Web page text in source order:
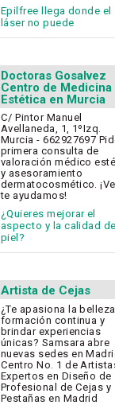
Epilfree llega donde el
láser no puede
Doctoras Gosalvez
Centro de Medicina
Estética en Murcia
C/ Pintor Manuel
Avellaneda, 1, 1ºIzq.
Murcia - 662927697
primera consulta de
valoración médico
y asesoramiento
dermatocosmético.
te ayudamos!
¿Quieres mejorar el
aspecto y la calidad
piel?
Artista de Cejas
¿Te apasiona la
formación continua y
brindar experiencias
únicas? Samsara abre
nuevas sedes en
Centro No. 1 de
Expertos en Diseño de
Profesional de Cejas y
Pestañas en Madrid